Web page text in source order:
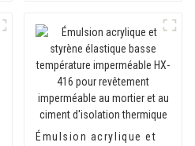
Émulsion acrylique et